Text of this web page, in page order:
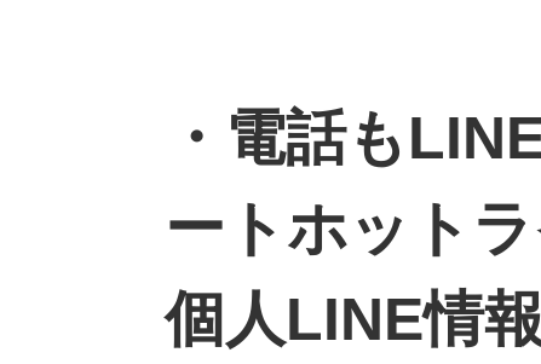
・電話も
ートホット
個人LINE情